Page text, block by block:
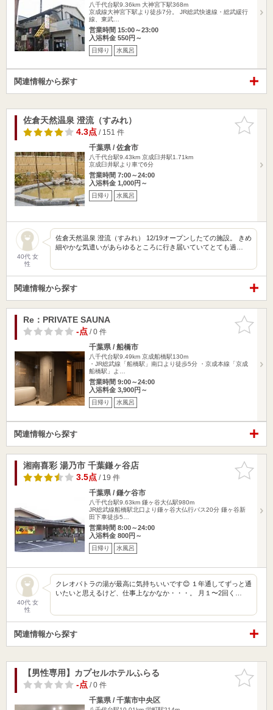
八千代台駅9.36km 大神宮下駅368m
京成線大神宮下駅より徒歩7分。 JR総武快速線・総武緩行
線、東武…
営業時間 15:00～23:00
入浴料金 550円～
日帰り 水風呂
関連情報から探す
お気に入
りに追加
佐倉天然温泉 澄流（すみれ）
4.3点/ 151 件
千葉県 / 佐倉市
八千代台駅9.43km 京成臼井駅1.71km
京成臼井駅より車で6分
営業時間 7:00～24:00
入浴料金 1,000円～
日帰り 水風呂
40代 女
性
佐倉天然温泉 澄流（すみれ） 12/19オープンしたての施設。 きめ
細やかな気遣いがあらゆるところに行き届いていてとても過…
関連情報から探す
お気に入
りに追加
Re：PRIVATE SAUNA
-点/ 0 件
千葉県 / 船橋市
八千代台駅9.49km 京成船橋駅130m
・JR総武線「船橋駅」南口より徒歩5分 ・京成本線「京成
船橋駅」よ…
営業時間 9:00～24:00
入浴料金 3,900円～
日帰り 水風呂
関連情報から探す
お気に入
りに追加
湘南喜彩 湯乃市 千葉鎌ヶ谷店
3.5点/ 19 件
千葉県 / 鎌ケ谷市
八千代台駅9.63km 鎌ヶ谷大仏駅980m
JR総武線船橋駅北口より鎌ヶ谷大仏行バス20分 鎌ヶ谷新
田下車徒歩5…
営業時間 8:00～24:00
入浴料金 800円～
日帰り 水風呂
40代 女
性
クレオパトラの湯が最高に気持ちいいです😊 １年通してずっと通
いたいと思えるけど、仕事上なかなか・・・。 月１〜2回く…
関連情報から探す
お気に入
りに追加
【男性専用】カプセルホテルふらる
-点/ 0 件
千葉県 / 千葉市中央区